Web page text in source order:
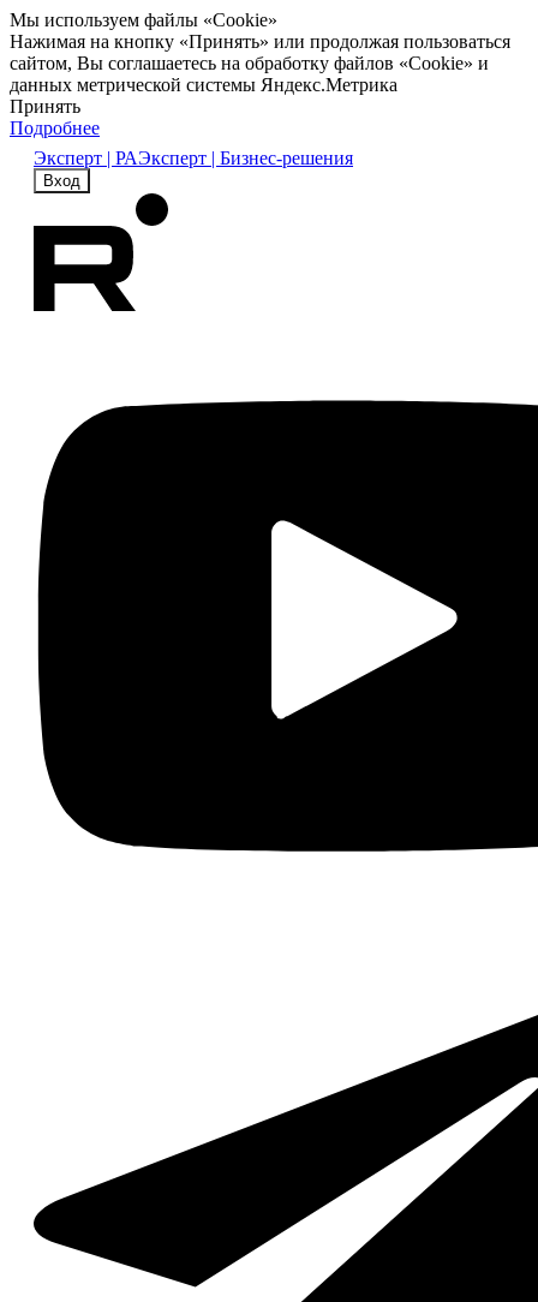
Мы используем файлы «Cookie»
Нажимая на кнопку «Принять» или продолжая пользоваться
сайтом, Вы соглашаетесь на обработку файлов «Cookie» и
данных метрической системы Яндекс.Метрика
Принять
Подробнее
Эксперт | РАЭксперт | Бизнес-решения
Вход